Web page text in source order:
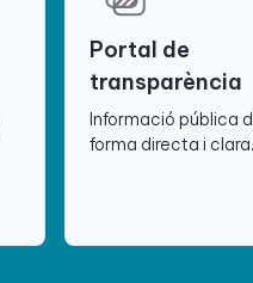
Portal de
transparència
Informació pública
forma directa i clara.